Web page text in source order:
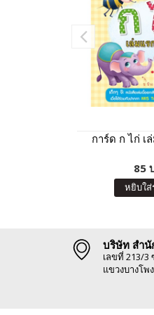
การ์ด ก ไก่ เ
85
หยิบใส่
บริษัท สำนั
เลขที่ 213/
แขวงบางโพ